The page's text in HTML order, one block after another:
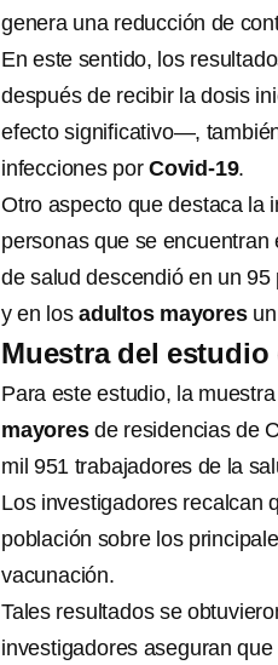
genera una reducción de
En este sentido, los
después de recibir la dosis
efecto significativo—,
infecciones porCovid-19.
Otro aspecto que destaca la
personas que se
de salud descendió en un
y en los adultos mayoresun
Muestra del
Para este estudio, la
mayoresde residencias de
mil 951 trabajadores de la
Los investigadores recalcan
población sobre los
vacunación.
Tales resultados se
investigadores aseguran